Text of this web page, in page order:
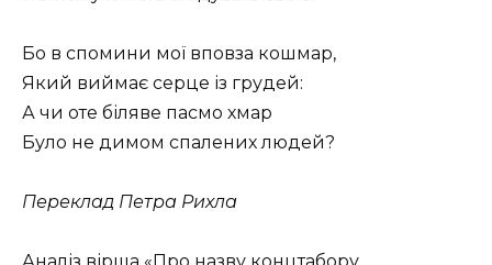
Бо в спомини мої вповза кошмар,
Який виймає серце із грудей:
А чи оте біляве пасмо хмар
Було не димом спалених людей?
Переклад Петра Рихла